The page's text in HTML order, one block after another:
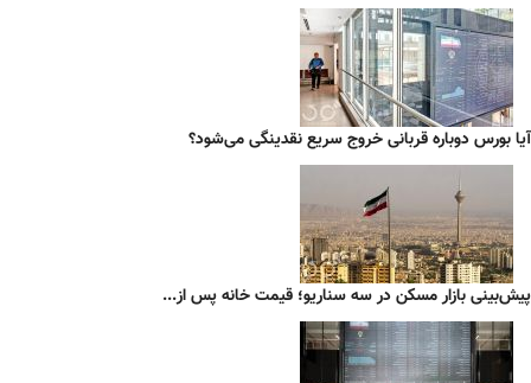
آیا بورس دوباره قربانی خروج سریع نقدینگی می‌شود؟
پیش‌بینی بازار مسکن در سه سناریو؛ قیمت خانه پس از...